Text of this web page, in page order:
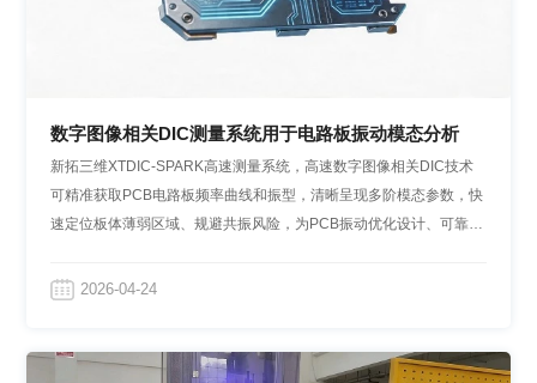
数字图像相关DIC测量系统用于电路板振动模态分析
新拓三维XTDIC-SPARK高速测量系统，高速数字图像相关DIC技术
可精准获取PCB电路板频率曲线和振型，清晰呈现多阶模态参数，快
速定位板体薄弱区域、规避共振风险，为PCB振动优化设计、可靠性
2026-04-24